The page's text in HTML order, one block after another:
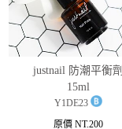
justnail 防潮平衡劑
15ml
Y1DE23
原價 NT.200